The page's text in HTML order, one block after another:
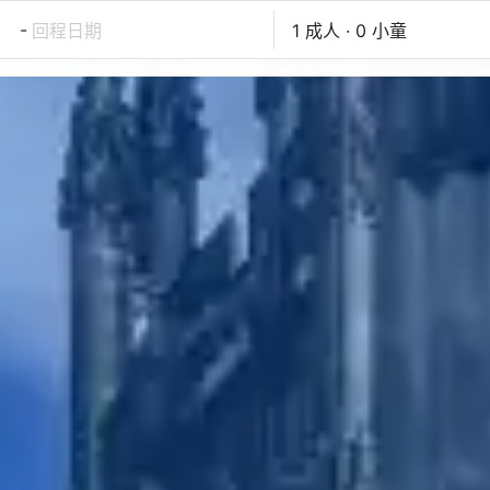
- 回程日期 1 成人 · 0 小童